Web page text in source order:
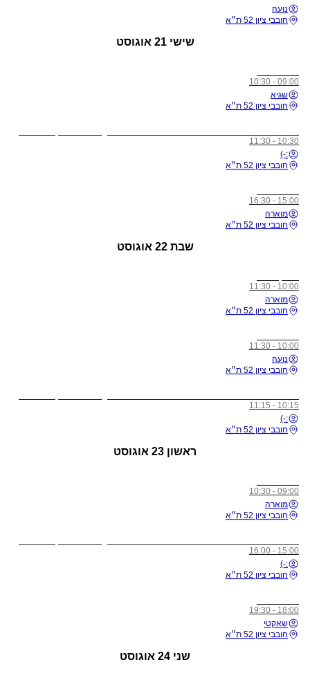
נועה
חובבי ציון 52 ת״א
שישי 21 אוגוסט
09:00 - 10:30
שגיא
חובבי ציון 52 ת״א
10:30 - 11:30
:-)
חובבי ציון 52 ת״א
15:00 - 16:30
מוארה
חובבי ציון 52 ת״א
שבת 22 אוגוסט
10:00 - 11:30
מוארה
חובבי ציון 52 ת״א
10:00 - 11:30
נועה
חובבי ציון 52 ת״א
10:15 - 11:15
:-)
חובבי ציון 52 ת״א
ראשון 23 אוגוסט
09:00 - 10:30
מוארה
חובבי ציון 52 ת״א
15:00 - 16:00
:-)
חובבי ציון 52 ת״א
18:00 - 19:30
שאקטי
חובבי ציון 52 ת״א
שני 24 אוגוסט